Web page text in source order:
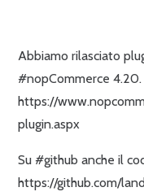
Abbiamo rilasciato
#nopCommerce 4.20.
https://
plugin.aspx
Su #github anche il
https://github.com/